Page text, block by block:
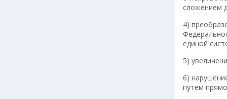
сложением
4)
единой
5)
6)
путем